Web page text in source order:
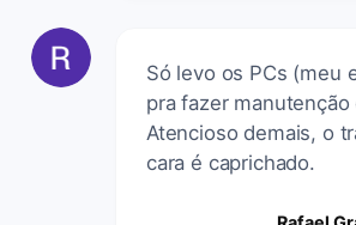
Só levo os PCs (meu
pra fazer manutenção
Atencioso demais, o
cara é caprichado.